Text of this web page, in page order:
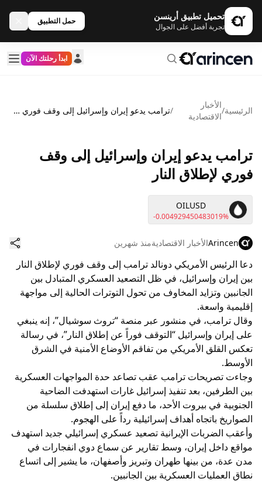
تحميل تطبيق أرينسن
تجربة أفضل على الجوال
حمل التطبيق
ابدأ رحلتك الآن
الرئيسية/
الأخبار
الاقتصادية
/ ترامب يدعو إيران وإسرائيل إلى وقف فوري لإطلاق النار
ترامب يدعو إيران وإسرائيل إلى وقف
فوري لإطلاق النار
OILUSD
-0.004929450483019%
Arincenالأخبار الاقتصاديةمنذ شهرين
دعا الرئيس الأمريكي دونالد ترامب إلى وقف فوري لإطلاق النار
بين إيران وإسرائيل، في ظل التصعيد العسكري المتبادل بين
الجانبين وتزايد المخاوف من تحول التوترات الحالية إلى مواجهة
إقليمية واسعة.
وقال ترامب، في منشور عبر منصة “تروث سوشيال”، إنه ينبغي
على إيران وإسرائيل “التوقف فوراً عن إطلاق النار”، في رسالة
تعكس القلق الأمريكي من تفاقم الأوضاع الأمنية في الشرق
الأوسط.
وجاءت تصريحات ترامب عقب تصاعد حدة المواجهات العسكرية
بين الطرفين، بعد تنفيذ إسرائيل غارات استهدفت الضاحية
الجنوبية في بيروت الأحد، ما دفع إيران إلى إطلاق سلسلة من
الصواريخ باتجاه أهداف إسرائيلية رداً على الهجوم.
وأعقب الضربات الإيرانية تصعيد عسكري إسرائيلي جديد استهدف
مواقع داخل إيران، وسط تقارير عن سماع دوي انفجارات في
مدن عدة، من بينها طهران وتبريز وأصفهان، ما يشير إلى اتساع
نطاق العمليات العسكرية بين الجانبين.